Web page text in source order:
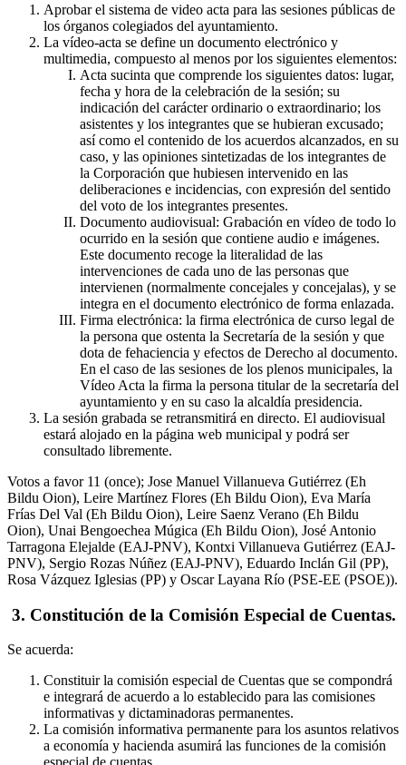
Aprobar el sistema de video acta para las sesiones públicas de
los órganos colegiados del ayuntamiento.
La vídeo-acta se define un documento electrónico y
multimedia, compuesto al menos por los siguientes elementos:
Acta sucinta que comprende los siguientes datos: lugar,
fecha y hora de la celebración de la sesión; su
indicación del carácter ordinario o extraordinario; los
asistentes y los integrantes que se hubieran excusado;
así como el contenido de los acuerdos alcanzados, en su
caso, y las opiniones sintetizadas de los integrantes de
la Corporación que hubiesen intervenido en las
deliberaciones e incidencias, con expresión del sentido
del voto de los integrantes presentes.
Documento audiovisual: Grabación en vídeo de todo lo
ocurrido en la sesión que contiene audio e imágenes.
Este documento recoge la literalidad de las
intervenciones de cada uno de las personas que
intervienen (normalmente concejales y concejalas), y se
integra en el documento electrónico de forma enlazada.
Firma electrónica: la firma electrónica de curso legal de
la persona que ostenta la Secretaría de la sesión y que
dota de fehaciencia y efectos de Derecho al documento.
En el caso de las sesiones de los plenos municipales, la
Vídeo Acta la firma la persona titular de la secretaría del
ayuntamiento y en su caso la alcaldía presidencia.
La sesión grabada se retransmitirá en directo. El audiovisual
estará alojado en la página web municipal y podrá ser
consultado libremente.
Votos a favor 11 (once); Jose Manuel Villanueva Gutiérrez (Eh
Bildu Oion), Leire Martínez Flores (Eh Bildu Oion), Eva María
Frías Del Val (Eh Bildu Oion), Leire Saenz Verano (Eh Bildu
Oion), Unai Bengoechea Múgica (Eh Bildu Oion), José Antonio
Tarragona Elejalde (EAJ-PNV), Kontxi Villanueva Gutiérrez (EAJ-
PNV), Sergio Rozas Núñez (EAJ-PNV), Eduardo Inclán Gil (PP),
Rosa Vázquez Iglesias (PP) y Oscar Layana Río (PSE-EE (PSOE)).
3. Constitución de la Comisión Especial de Cuentas.
Se acuerda:
Constituir la comisión especial de Cuentas que se compondrá
e integrará de acuerdo a lo establecido para las comisiones
informativas y dictaminadoras permanentes.
La comisión informativa permanente para los asuntos relativos
a economía y hacienda asumirá las funciones de la comisión